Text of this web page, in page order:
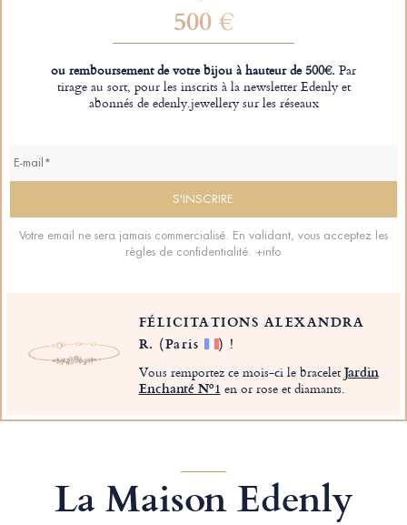
500 €
ou remboursement de votre bijou à hauteur de 500€.Par
tirage au sort, pour les inscrits à la newsletter Edenly et
abonnés de edenly.jewellery sur les réseaux
Votre email ne sera jamais commercialisé. En validant, vous acceptez les
règles de confidentialité. +info
FÉLICITATIONS ALEXANDRA
R. (Paris ) !
Vous remportez ce mois-ci le braceletJardin
Enchanté Nº1 en or rose et diamants.
La Maison Edenly